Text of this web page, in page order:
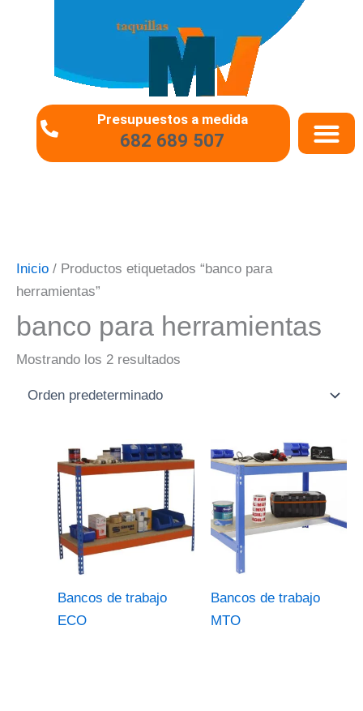
Presupuestos a medida
682 689 507
Inicio / Productos etiquetados “banco para
herramientas”
banco para herramientas
Mostrando los 2 resultados
Bancos de trabajo
ECO
Bancos de trabajo
MTO